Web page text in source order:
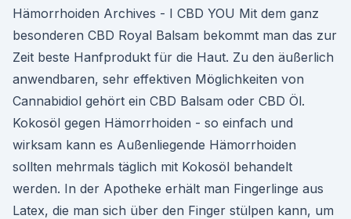
Hämorrhoiden Archives - I CBD YOU Mit dem ganz
besonderen CBD Royal Balsam bekommt man das zur
Zeit beste Hanfprodukt für die Haut. Zu den äußerlich
anwendbaren, sehr effektiven Möglichkeiten von
Cannabidiol gehört ein CBD Balsam oder CBD Öl.
Kokosöl gegen Hämorrhoiden - so einfach und
wirksam kann es Außenliegende Hämorrhoiden
sollten mehrmals täglich mit Kokosöl behandelt
werden. In der Apotheke erhält man Fingerlinge aus
Latex, die man sich über den Finger stülpen kann, um